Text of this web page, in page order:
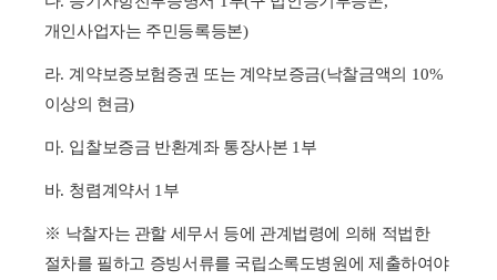
개인사업자는 주민등록등본)
라. 계약보증보험증권 또는 계약보증금(낙찰금액의 10%
이상의 현금)
마. 입찰보증금 반환계좌 통장사본 1 부
바. 청렴계약서 1 부
※ 낙찰자는 관할 세무서 등에 관계법령에 의해 적법한
절차를 필하고 증빙서류를 국립소록도병원에 제출하여야